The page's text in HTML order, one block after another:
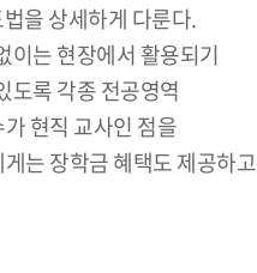
을 상세하게 다룬다.
이는 현장에서 활용되기
도록 각종 전공영역
현직 교사인 점을
는 장학금 혜택도 제공하고